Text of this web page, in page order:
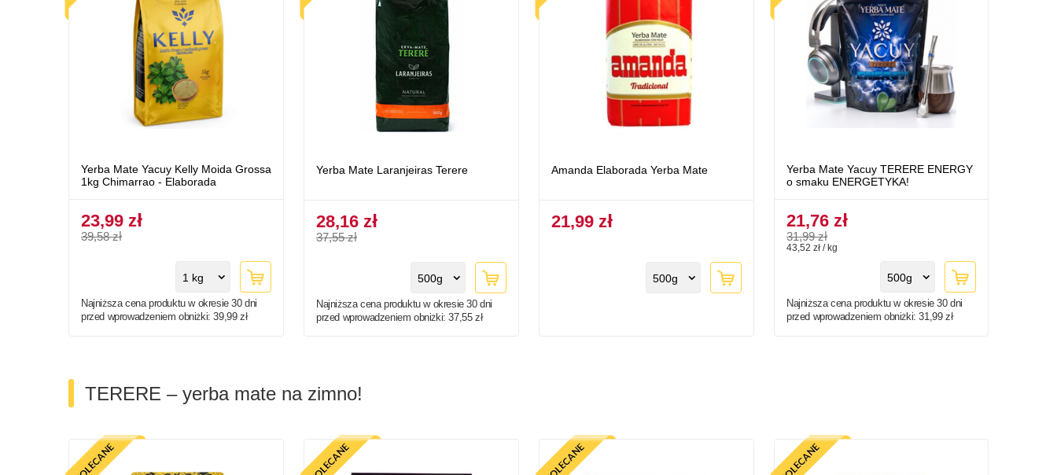
Yerba Mate Yacuy Kelly Moida Grossa
1kg Chimarrao - Elaborada
23,99 zł
39,58 zł
1 kg
Najniższa cena produktu w okresie 30 dni
przed wprowadzeniem obniżki:39,99 zł
Yerba Mate Laranjeiras Terere
28,16 zł
37,55 zł
500g
Najniższa cena produktu w okresie 30 dni
przed wprowadzeniem obniżki:37,55 zł
Amanda Elaborada Yerba Mate
21,99 zł
500g
Yerba Mate Yacuy TERERE ENERGY
o smaku ENERGETYKA!
21,76 zł
31,99 zł
43,52 zł / kg
500g
Najniższa cena produktu w okresie 30 dni
przed wprowadzeniem obniżki:31,99 zł
TERERE – yerba mate na zimno!